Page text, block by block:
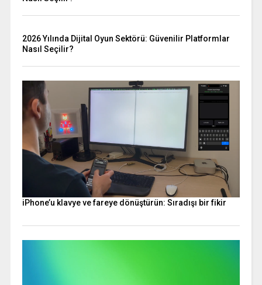
2026 Yılında Dijital Oyun Sektörü: Güvenilir Platformlar
Nasıl Seçilir?
iPhone’u klavye ve fareye dönüştürün: Sıradışı bir fikir